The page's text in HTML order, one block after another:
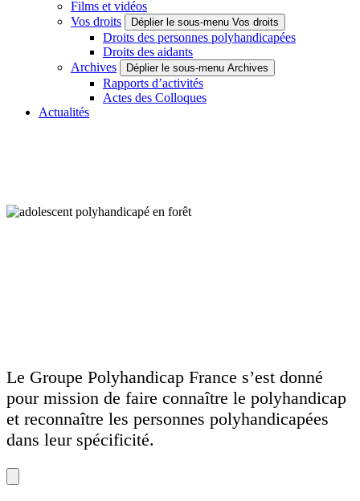
Films et vidéos
Vos droits
Déplier le sous-menu Vos droits
Droits des personnes polyhandicapées
Droits des aidants
Archives
Déplier le sous-menu Archives
Rapports d’activités
Actes des Colloques
Actualités
Le Groupe Polyhandicap France s’est donné
pour mission de faire connaître le polyhandicap
et reconnaître les personnes polyhandicapées
dans leur spécificité.
Vers le bas